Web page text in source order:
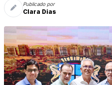
Publicado por
Clara Dias